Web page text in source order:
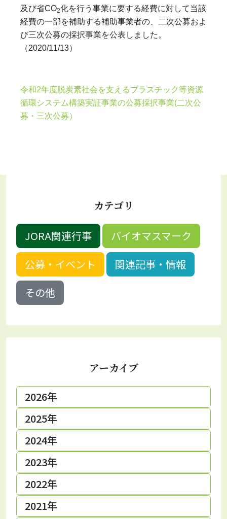
及び省CO2化を行う事業に要する経費に対して当該
経費の一部を補助する補助事業者の、二次公募およ
び三次公募の採択事業を公表しました。
（2020/11/13）
令和2年度脱炭素社会を支えるプラスチック等資源
循環システム構築実証事業の公募採択事業(二次公
募・三次公募）
カテゴリ
JORA関連行事
バイオマスマーク
公募・イベント
関連記事・情報
その他
アーカイブ
2026年
2025年
2024年
2023年
2022年
2021年